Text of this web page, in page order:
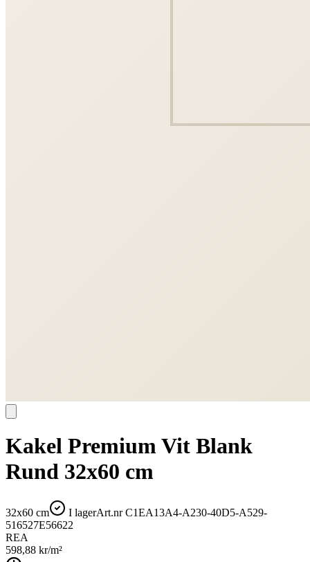
Kakel Premium Vit Blank
Rund 32x60 cm
32x60 cm I lagerArt.nrC1EA13A4-A230-40D5-A529-
516527E56622
REA
598,88 kr/m²